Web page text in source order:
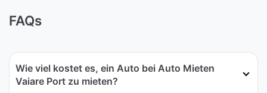
FAQs
Wie viel kostet es, ein Auto bei Auto Mieten
Vaiare Port zu mieten?